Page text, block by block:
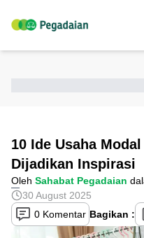
10 Ide Usaha
Dijadikan Inspirasi
Oleh Sahabat Pegadaian
30 August 2025
0 Komentar Bagikan :